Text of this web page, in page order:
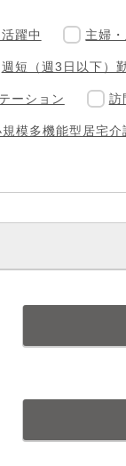
躍中 主婦
週短（週3日以下）
ーション 訪
規模多機能型居宅介